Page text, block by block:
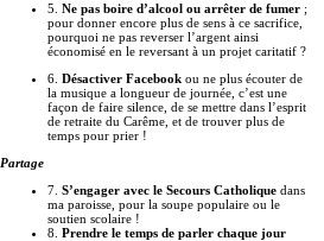
5. Ne pas boire d’alcool ou arrêter de fumer ;
pour donner encore plus de sens à ce sacrifice,
pourquoi ne pas reverser l’argent ainsi
économisé en le reversant à un projet caritatif ?
6. Désactiver Facebook ou ne plus écouter de
la musique a longueur de journée, c’est une
façon de faire silence, de se mettre dans l’esprit
de retraite du Carême, et de trouver plus de
temps pour prier !
Partage
7. S’engager avec le Secours Catholique dans
ma paroisse, pour la soupe populaire ou le
soutien scolaire !
8. Prendre le temps de parler chaque jour